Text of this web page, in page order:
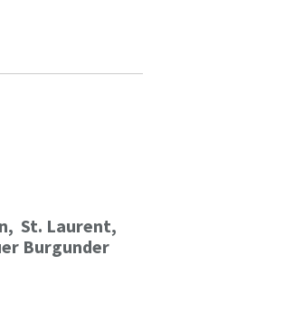
St. Laurent,
Burgunder